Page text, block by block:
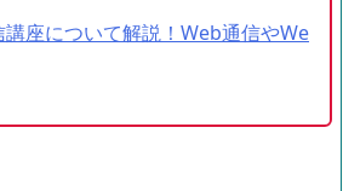
講座について解説！Web通信やWe